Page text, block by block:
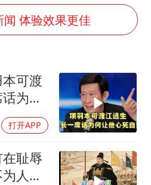
27岁女子成组织卖淫集团主犯被通缉
一“温度计大楼”读数爆表
时不关空调 电费会更低吗
东方甄选被判赔偿江小白30万元
进开新局 实干挑大梁
体验效果更佳
可渡
为何
打开APP
耻辱
人知